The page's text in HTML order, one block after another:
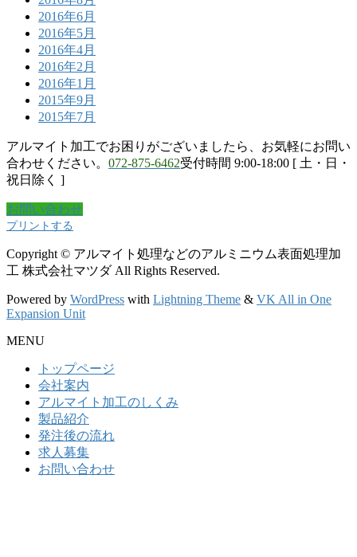
2016年6月
2016年5月
2016年4月
2016年2月
2016年1月
2015年9月
2015年7月
アルマイト加工でお困りがございましたら、お気軽にお問い
合わせください。 072-875-6462受付時間 9:00-18:00 [ 土・日・
祝日除く ]
お問い合わせ
プリントする
Copyright © アルマイト処理などのアルミニウム表面処理加
工 株式会社マツダ All Rights Reserved.
Powered by WordPress with Lightning Theme & VK All in One
Expansion Unit
MENU
トップページ
会社案内
アルマイト加工のしくみ
製品紹介
発注後の流れ
求人募集
お問い合わせ